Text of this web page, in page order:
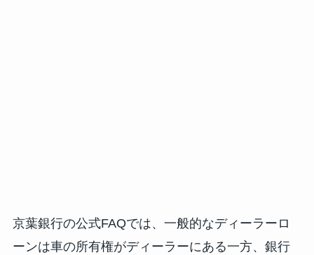
京葉銀行の公式FAQでは、一般的なディーラーロ
ーンは車の所有権がディーラーにある一方、銀行